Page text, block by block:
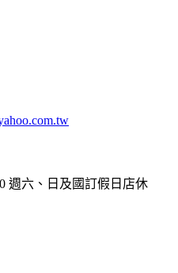
週六、日及國訂假日店休